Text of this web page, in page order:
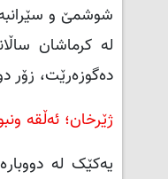
شوشمێ و
لە کرماشان
دەگوزەرێت، زۆر
ژێرخان؛ ئەڵقە
یەکێک لە